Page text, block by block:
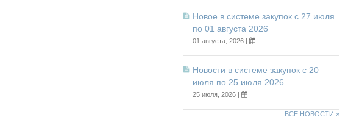
Новое в системе закупок с 27 июля
по 01 августа 2026
01 августа, 2026 |
Новости в системе закупок с 20
июля по 25 июля 2026
25 июля, 2026 |
ВСЕ НОВОСТИ »